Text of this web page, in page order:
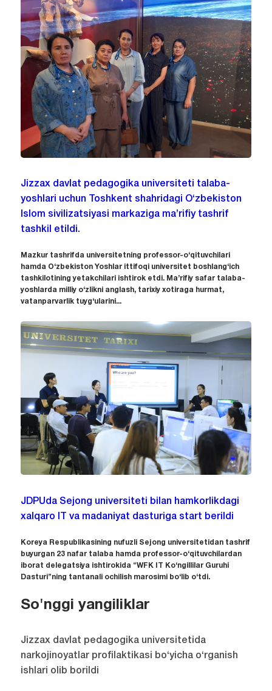
Jizzax davlat pedagogika universiteti talaba-
yoshlari uchun Toshkent shahridagi O‘zbekiston
Islom sivilizatsiyasi markaziga ma’rifiy tashrif
tashkil etildi.
Mazkur tashrifda universitetning professor-o‘qituvchilari
hamda O‘zbekiston Yoshlar ittifoqi universitet boshlang‘ich
tashkilotining yetakchilari ishtirok etdi. Ma’rifiy safar talaba-
yoshlarda milliy o‘zlikni anglash, tarixiy xotiraga hurmat,
vatanparvarlik tuyg‘ularini...
JDPUda Sejong universiteti bilan hamkorlikdagi
xalqaro IT va madaniyat dasturiga start berildi
Koreya Respublikasining nufuzli Sejong universitetidan tashrif
buyurgan 23 nafar talaba hamda professor-o‘qituvchilardan
iborat delegatsiya ishtirokida “WFK IT Ko‘ngillilar Guruhi
Dasturi”ning tantanali ochilish marosimi bo‘lib o‘tdi.
So'nggi yangiliklar
Jizzax davlat pedagogika universitetida
narkojinoyatlar profilaktikasi bo‘yicha o‘rganish
ishlari olib borildi